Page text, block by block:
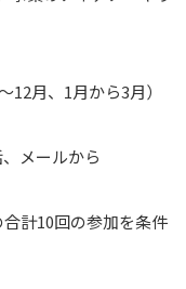
12月、1月から3月）
メールから
計10回の参加を条件